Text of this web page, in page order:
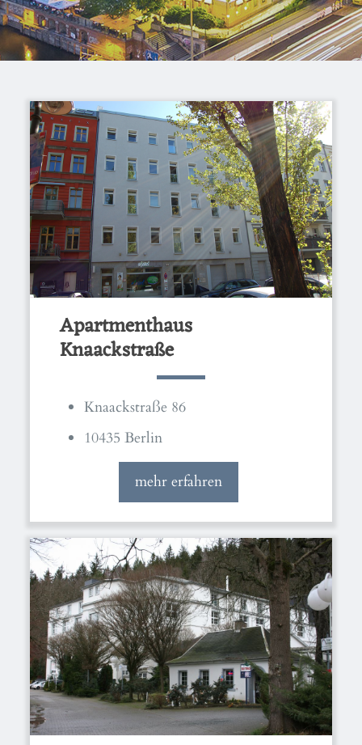
Apartmenthaus
Knaackstraße
Knaackstraße 86
10435 Berlin
mehr erfahren